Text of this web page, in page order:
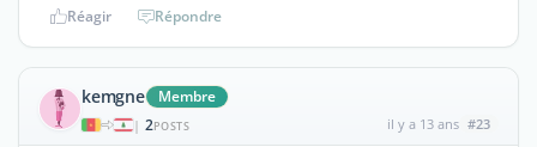
Réagir Répondre
kemgne Membre
| 2POSTS il y a 13 ans #23